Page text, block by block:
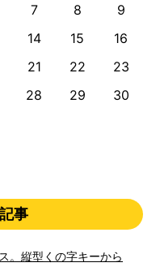
7 8
9
14 15
16
21 22
23
28 29
30
事
。縦型くの字キーから